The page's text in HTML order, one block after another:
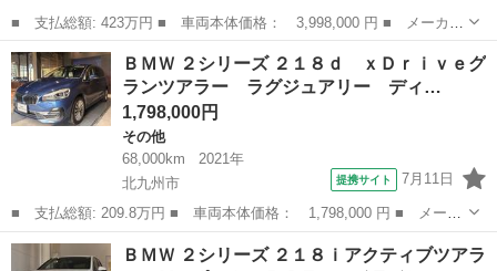
■ 支払総額: 423万円 ■ 車両本体価格： 3,998,000 円 ■ メーカー
名： ＢＭＷ ■ 車種名： ２シリーズ ■ グレード名： ２１８ｉ
アクティブツアラー Ｍスポーツ クリアランスソナー オートクル
ーズコント...
福岡 北九州市
ＢＭＷ ２シリーズ ２１８ｄ ｘＤｒｉｖｅグ
ランツアラー ラグジュアリー ディ…
1,798,000円
その他
68,000km
2021年
北九州市
提携サイト 7月11日
■ 支払総額: 209.8万円 ■ 車両本体価格： 1,798,000 円 ■ メーカ
ー名： ＢＭＷ ■ 車種名： ２シリーズ ■ グレード名： ２１８
ｄ ｘＤｒｉｖｅグランツアラー ラグジュアリー ディーゼルター
福岡 北九州市
ＢＭＷ ２シリーズ ２１８ｉアクティブツアラ